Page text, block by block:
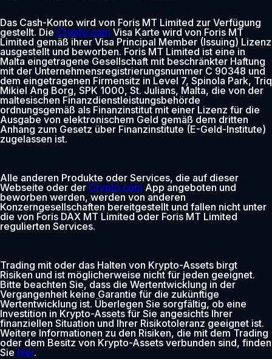
Das Cash-Konto wird von Foris MT Limited zur Verfügung
gestellt. Die Crypto.com Visa Karte wird von Foris MT
Limited gemäß ihrer Visa Principal Member (Issuing) Lizenz
ausgestellt und beworben. Foris MT Limited ist eine in
Malta eingetragene Gesellschaft mit beschränkter Haftung
mit der Unternehmensregistrierungsnummer C 90348 und
dem eingetragenen Firmensitz in Level 7, Spinola Park, Triq
Mikiel Ang Borg, SPK 1000, St. Julians, Malta, die von der
maltesischen Finanzdienstleistungsbehörde
ordnungsgemäß als Finanzinstitut mit einer Lizenz für die
Ausgabe von elektronischem Geld gemäß dem dritten
Anhang zum Gesetz über Finanzinstitute (E-Geld-Institute)
zugelassen ist.
Alle anderen Produkte oder Services, die auf dieser
Webseite oder der Crypto.com App angeboten und
beworben werden, werden von anderen
Konzerngesellschaften bereitgestellt und fallen nicht unter
die von Foris DAX MT Limited oder Foris MT Limited
regulierten Services.
Trading mit oder das Halten von Krypto-Assets birgt
Risiken und ist möglicherweise nicht für jeden geeignet.
Bitte beachten Sie, dass die Wertentwicklung in der
Vergangenheit keine Garantie für die zukünftige
Wertentwicklung ist. Überlegen Sie sorgfältig, ob eine
Investition in Krypto-Assets für Sie angesichts Ihrer
finanziellen Situation und Ihrer Risikotoleranz geeignet ist.
Weitere Informationen zu den Risiken, die mit dem Trading
oder dem Besitz von Krypto-Assets verbunden sind, finden
Sie hier.